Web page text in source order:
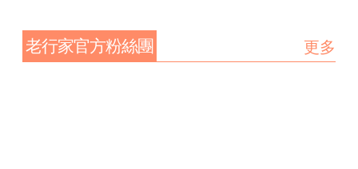
老行家官方粉絲團 更多